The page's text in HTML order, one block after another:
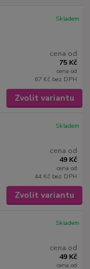
cena od
75 Kč
cena od
67 Kč bez DPH
Skladem
Zvolit variantu
cena od
49 Kč
cena od
44 Kč bez DPH
Skladem
Zvolit variantu
cena od
49 Kč
cena od
Skladem